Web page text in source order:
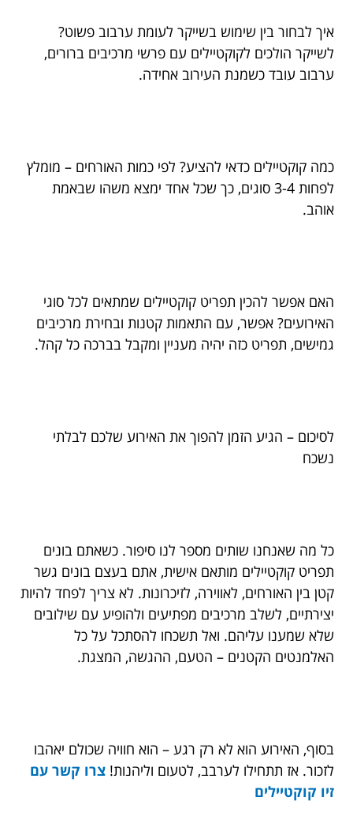
איך לבחור בין שימוש בשייקר לעומת ערבוב פשוט?
לשייקר הולכים לקוקטיילים עם פרשי מרכיבים ברורים,
ערבוב עובד כשמנת העירוב אחידה.
כמה קוקטיילים כדאי להציע? לפי כמות האורחים – מומלץ
לפחות 3-4 סוגים, כך שכל אחד ימצא משהו שבאמת
אוהב.
האם אפשר להכין תפריט קוקטיילים שמתאים לכל סוגי
האירועים? אפשר, עם התאמות קטנות ובחירת מרכיבים
גמישים, תפריט כזה יהיה מעניין ומקבל בברכה כל קהל.
לסיכום – הגיע הזמן להפוך את האירוע שלכם לבלתי
נשכח
כל מה שאנחנו שותים מספר לנו סיפור. כשאתם בונים
תפריט קוקטיילים מותאם אישית, אתם בעצם בונים גשר
קטן בין האורחים, לאווירה, לזיכרונות. לא צריך לפחד להיות
יצירתיים, לשלב מרכיבים מפתיעים ולהופיע עם שילובים
שלא שמענו עליהם. ואל תשכחו להסתכל על כל
האלמנטים הקטנים – הטעם, ההגשה, המצגת.
בסוף, האירוע הוא לא רק רגע – הוא חוויה שכולם יאהבו
לזכור. אז תתחילו לערבב, לטעום וליהנות! צרו קשר עם
זיו קוקטיילים